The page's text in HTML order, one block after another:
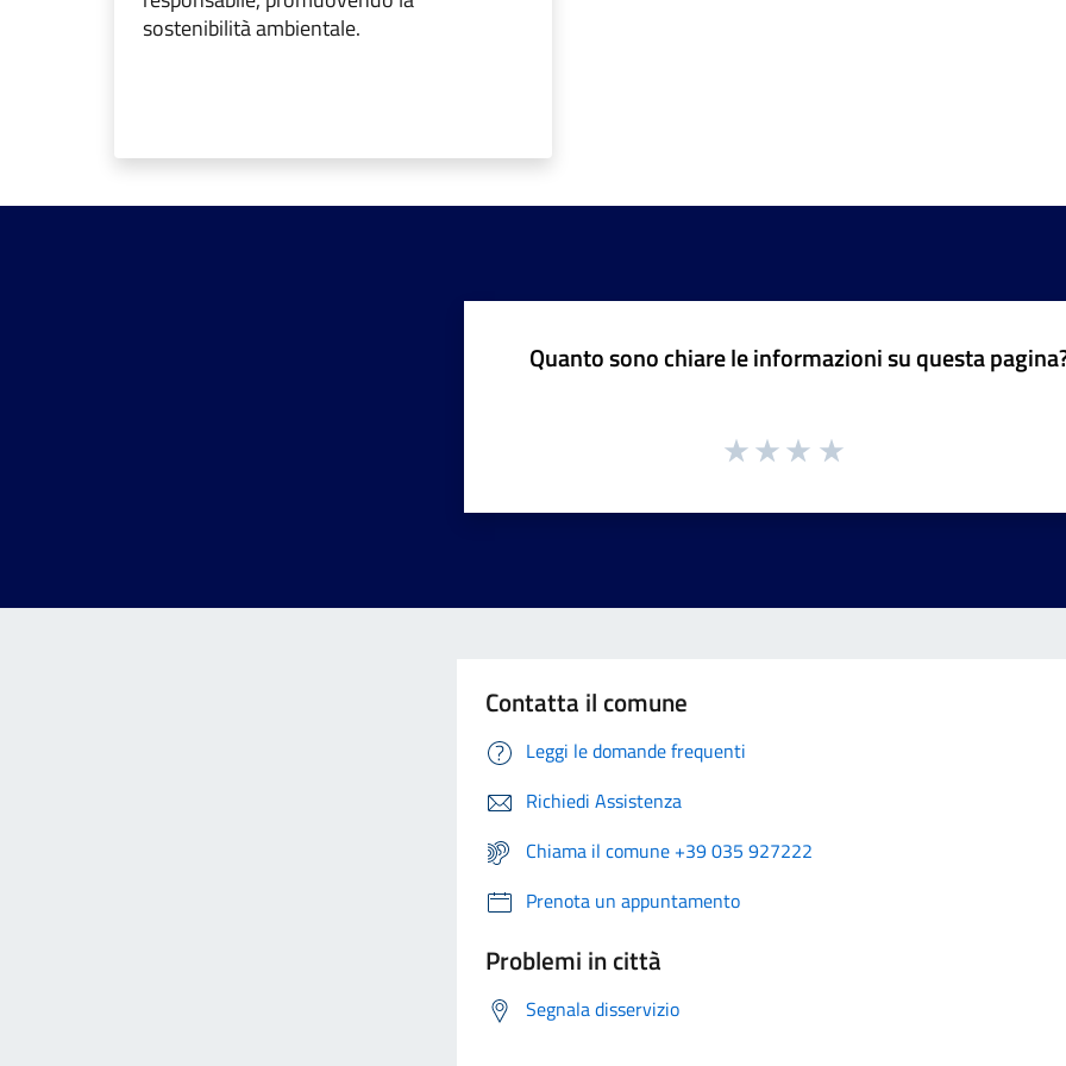
sostenibilità ambientale.
Quanto sono chiare le informazioni su questa
Contatta il comune
Leggi le domande frequenti
Richiedi Assistenza
Chiama il comune +39 035 927222
Prenota un appuntamento
Problemi in città
Segnala disservizio